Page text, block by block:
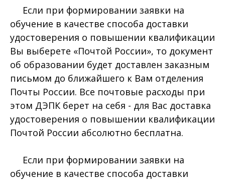
Если при формировании заявки на
обучение в качестве способа доставки
удостоверения о повышении квалификации
Вы выберете «Почтой России», то документ
об образовании будет доставлен заказным
письмом до ближайшего к Вам отделения
Почты России. Все почтовые расходы при
этом ДЭПК берет на себя - для Вас доставка
удостоверения о повышении квалификации
Почтой России абсолютно бесплатна.
Если при формировании заявки на
обучение в качестве способа доставки